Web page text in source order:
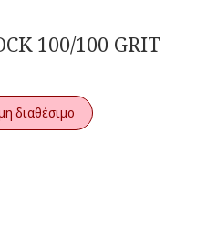
100/100 GRIT
διαθέσιμο